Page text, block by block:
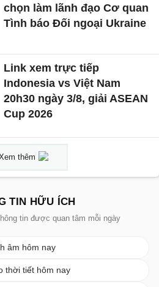
chọn làm lãnh đạo Cơ quan
Tình báo Đối ngoại Ukraine
Link xem trực tiếp
Indonesia vs Việt Nam
20h30 ngày 3/8, giải ASEAN
Cup 2026
thêm
TIN HỮU ÍCH
tin được quan tâm mỗi ngày
âm hôm nay
thời tiết hôm nay